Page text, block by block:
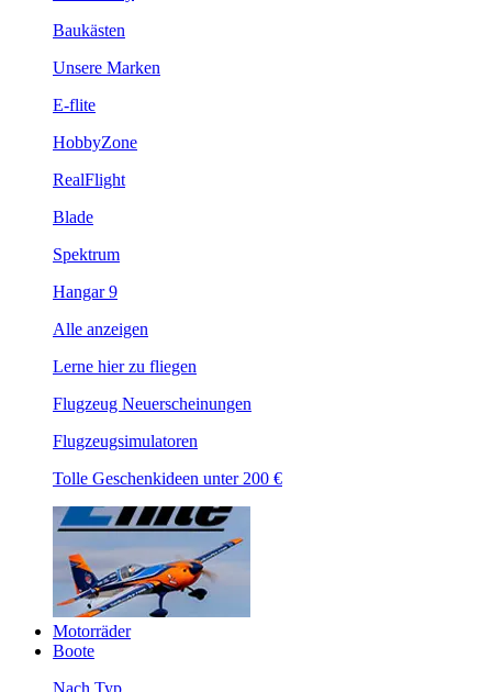
Baukästen
Unsere Marken
E-flite
HobbyZone
RealFlight
Blade
Spektrum
Hangar 9
Alle anzeigen
Lerne hier zu fliegen
Flugzeug Neuerscheinungen
Flugzeugsimulatoren
Tolle Geschenkideen unter 200 €
Motorräder
Boote
Nach Typ